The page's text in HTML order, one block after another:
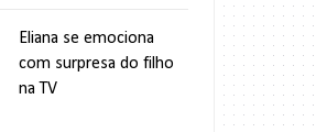
Eliana se emociona
com surpresa do filho
na TV